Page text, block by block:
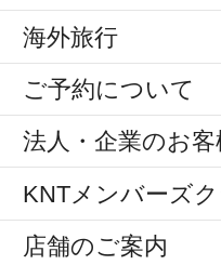
海外旅行
ご予約について
法人・企業のお客
KNTメンバーズ
店舗のご案内